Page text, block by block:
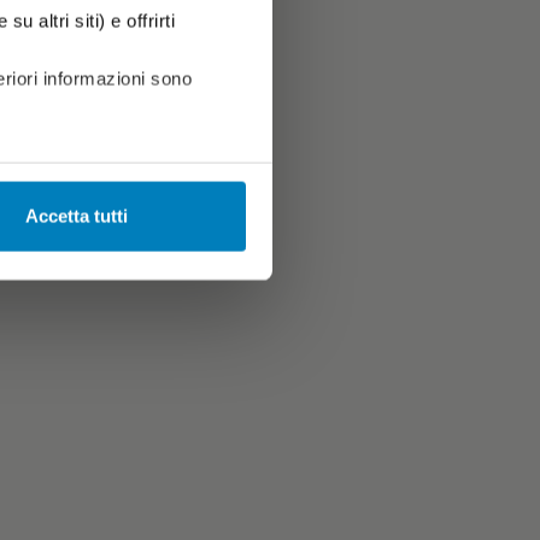
su altri siti) e offrirti
informazioni sono
Accetta tutti